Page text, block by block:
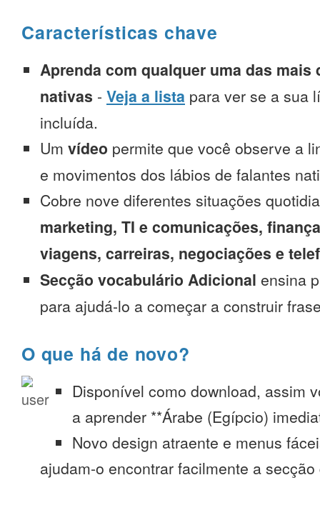
Características chave
Aprenda com qualquer uma das mais
nativas - Veja a lista para ver se a sua
incluída.
Um vídeo permite que você observe a
e movimentos dos lábios de falantes
Cobre nove diferentes situações
marketing, TI e comunicações,
viagens, carreiras, negociações e
Secção vocabulário Adicional ensina
para ajudá-lo a começar a construir
O que há de novo?
Disponível como download, assim
a aprender **Árabe (Egípcio)
Novo design atraente e menus
ajudam-o encontrar facilmente a